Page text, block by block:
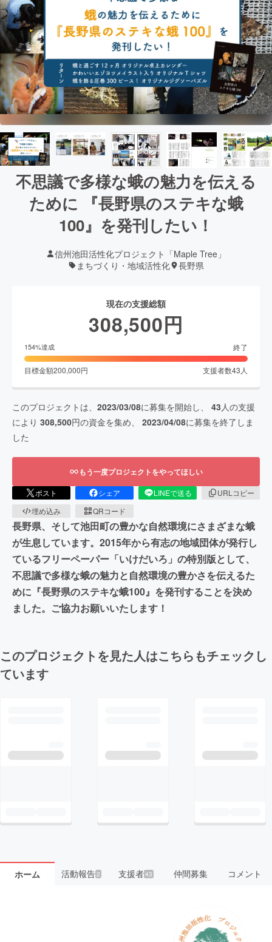
不思議で多様な蛾の魅力を伝える
ために 『長野県のステキな蛾
100』を発刊したい！
信州池田活性化プロジェクト「Maple Tree」
まちづくり・地域活性化
長野県
現在の支援総額
308,500円
154%達成 終了
目標金額200,000円 支援者数43 人
このプロジェクトは、 2023/03/08に募集を開始し、 43 人の支援
により 308,500円の資金を集め、 2023/04/08に募集を終了しま
した
もう一度プロジェクトをやってほしい
ポスト シェア LINEで送る
URLコピー
埋め込み
QRコード
長野県、そして池田町の豊かな自然環境にさまざまな蛾
が生息しています。2015年から有志の地域団体が発行し
ているフリーペーパー「いけだいろ」の特別版として、
不思議で多様な蛾の魅力と自然環境の豊かさを伝えるた
めに『長野県のステキな蛾100』を発刊することを決め
ました。ご協力お願いいたします！
このプロジェクトを見た人はこちらもチェックし
ています
ホーム 活動報告2 支援者43 仲間募集 コメント